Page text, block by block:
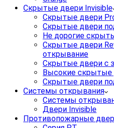
Скрытые двери Invisible
Скрытые двери
Скрытые двери
Не дорогие
Скрытые двери
открывание
Скрытые двери с
Высокие скрытые
Скрытые двери
Системы открывания
Системы
Двери Invisible
Противопожарные